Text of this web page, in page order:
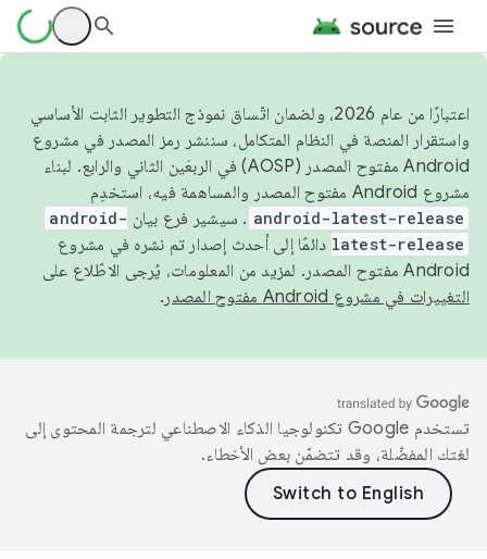
اعتبارًا من عام 2026، ولضمان اتّساق نموذج التطوير الثابت الأساسي
واستقرار المنصة في النظام المتكامل، سننشر رمز المصدر في مشروع
Android مفتوح المصدر (AOSP) في الربعَين الثاني والرابع. لبناء
مشروع Android مفتوح المصدر والمساهمة فيه، استخدِم
android-latest-release . سيشير فرع بيان android-
latest-release دائمًا إلى أحدث إصدار تم نشره في مشروع
Android مفتوح المصدر. لمزيد من المعلومات، يُرجى الاطّلاع على
التغييرات في مشروع Android مفتوح المصدر
.
تستخدم Google تكنولوجيا الذكاء الاصطناعي لترجمة المحتوى إلى
لغتك المفضّلة، وقد تتضمّن بعض الأخطاء.